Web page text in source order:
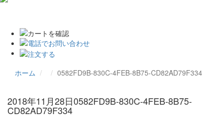
ホーム 0582FD9B-830C-4FEB-8B75-CD82AD79F334
2018年11月28日0582FD9B-830C-4FEB-8B75-
CD82AD79F334